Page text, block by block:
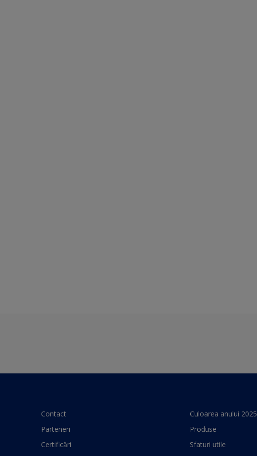
Contact
Parteneri
Certificări
Culoarea anului 2025
Produse
Sfaturi utile